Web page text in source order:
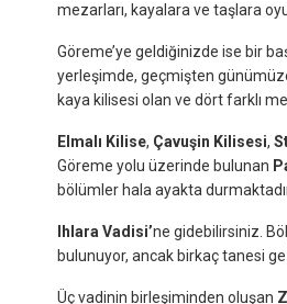
mezarları, kayalara ve taşlara
Göreme’ye geldiğinizde ise bir
yerleşimde, geçmişten
kaya kilisesi olan ve dört farklı
Elmalı Kilise, Çavuşin Kilisesi,
Göreme yolu üzerinde bulunan
bölümler hala ayakta
Ihlara Vadisi’ne gidebilirsiniz.
bulunuyor, ancak birkaç tanesi
Üç vadinin birleşiminden oluşan